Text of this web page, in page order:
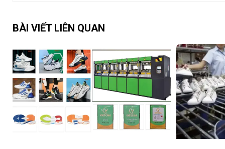
BÀI VIẾT LIÊN QUAN